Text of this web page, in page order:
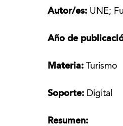
Autor/es: UNE;
Año de
Materia:Turismo
Soporte: Digital
Resumen: